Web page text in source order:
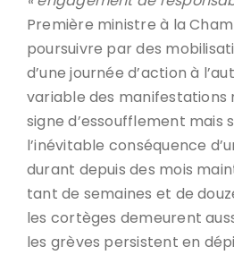
Première ministre à la
poursuivre par des
d’une journée d’action à
variable des manifestations
signe d’essoufflement mais
l’inévitable conséquence
durant depuis des mois
tant de semaines et de
les cortèges demeurent
les grèves persistent en